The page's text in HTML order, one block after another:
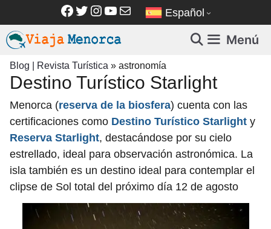
contenido
Facebook
Twitter
Instagram
YouTube
Correo electrónico
Español
Menú
Blog | Revista Turística » astronomía
Destino Turístico Starlight
Menorca (reserva de la biosfera) cuenta con las
certificaciones como Destino Turístico Starlight y
Reserva Starlight, destacándose por su cielo
estrellado, ideal para observación astronómica. La
isla también es un destino ideal para contemplar el
clipse de Sol total del próximo día 12 de agosto